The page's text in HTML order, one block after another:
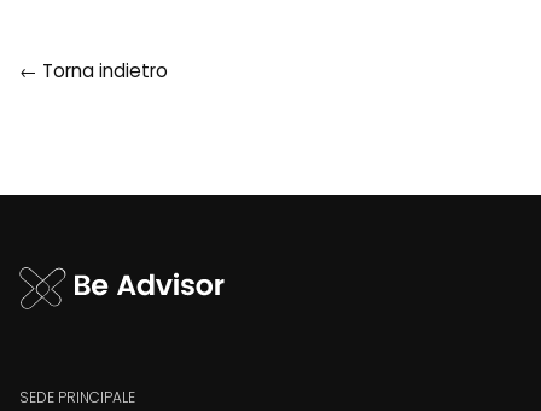
← Torna indietro
SEDE PRINCIPALE